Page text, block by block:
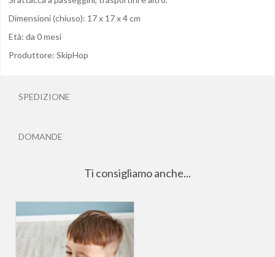
Dimensioni (chiuso): 17 x 17 x 4 cm
Età: da 0 mesi
Produttore: SkipHop
SPEDIZIONE
DOMANDE
Ti consigliamo anche...